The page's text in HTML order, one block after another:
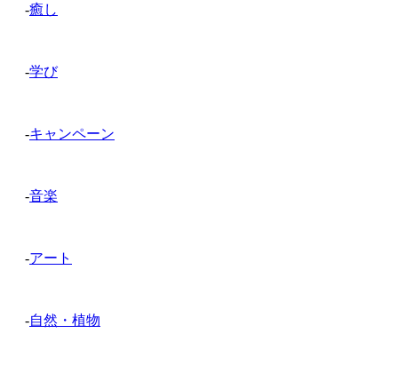
-癒し
-学び
-キャンペーン
-音楽
-アート
-自然・植物